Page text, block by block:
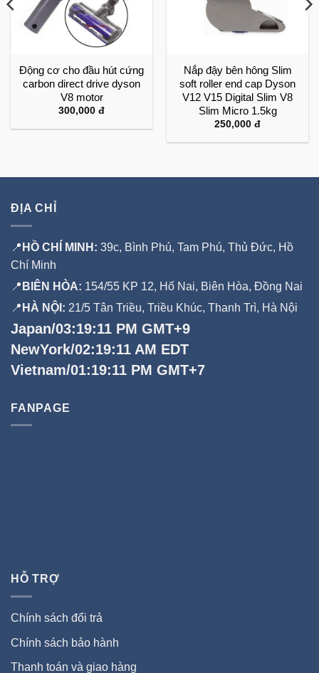
Động cơ cho đầu hút cứng
carbon direct drive dyson
V8 motor
300,000 đ
Nắp đậy bên hông Slim
soft roller end cap Dyson
V12 V15 Digital Slim V8
Slim Micro 1.5kg
250,000 đ
ĐỊA CHỈ
📍 HỒ CHÍ MINH: 39c, Bình Phú, Tam Phú, Thủ Đức, Hồ
Chí Minh
📍 BIÊN HÒA: 154/55 KP 12, Hố Nai, Biên Hòa, Đồng Nai
📍 HÀ NỘI: 21/5 Tân Triều, Triều Khúc, Thanh Trì, Hà Nội
Japan/03:19:11 PM GMT+9
NewYork/02:19:11 AM EDT
Vietnam/01:19:11 PM GMT+7
FANPAGE
HỖ TRỢ
Chính sách đổi trả
Chính sách bảo hành
Thanh toán và giao hàng